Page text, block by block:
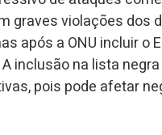
graves violações dos
após a ONU incluir o
inclusão na lista
pois pode afetar